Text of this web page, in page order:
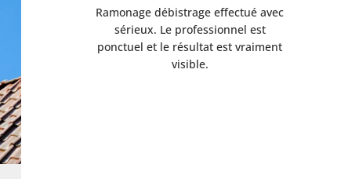
Ramonage débistrage effectué avec
sérieux. Le professionnel est
ponctuel et le résultat est vraiment
visible.